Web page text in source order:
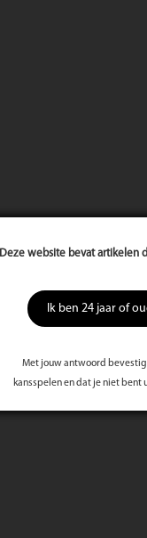
Deze website bevat artikelen
Ik ben 24 jaar of
Met jouw antwoord bevestig
kansspelen en dat je niet bent